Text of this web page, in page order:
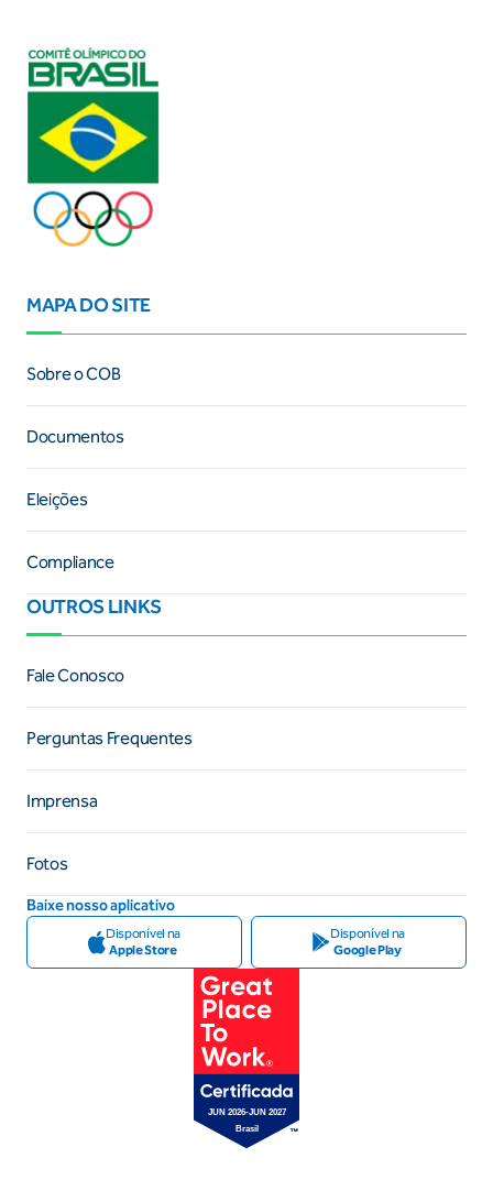
MAPA DO SITE
Sobre o COB
Documentos
Eleições
Compliance
OUTROS LINKS
Fale Conosco
Perguntas Frequentes
Imprensa
Fotos
Baixe nosso aplicativo
Disponível na
Apple Store
Disponível na
Google Play